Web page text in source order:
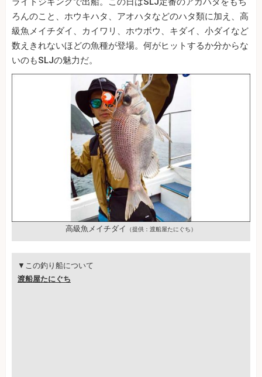
ろんのこと、ホウキハタ、アオハタなどのハタ類に加え、高
級魚メイチダイ、カイワリ、ホウボウ、キダイ、小ダイなど
数えきれないほどの魚種が登場。何がヒットするか分からな
いのもSLJの魅力だ。
高級魚メイチダイ （提供：渡船屋たにぐち）
▼この釣り船について
渡船屋たにぐち